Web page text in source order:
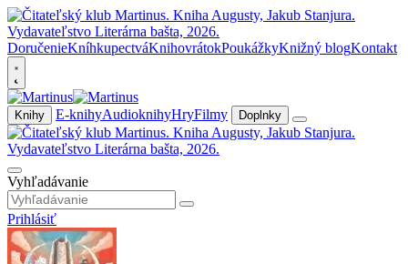
DoručenieKníhkupectváKnihovrátokPoukážkyKnižný blogKontakt
Knihy E-knihyAudioknihyHryFilmy Doplnky
Vyhľadávanie
Prihlásiť